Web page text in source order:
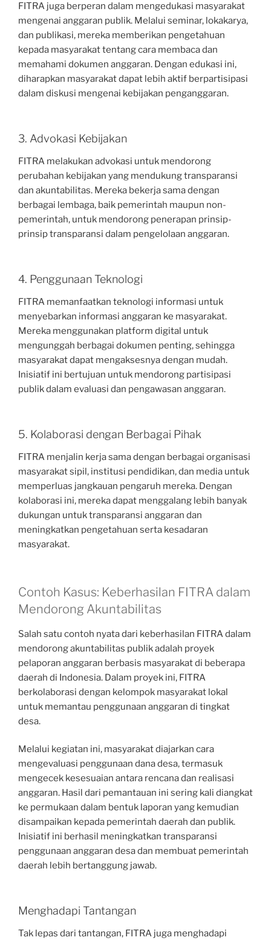
FITRA juga berperan dalam mengedukasi masyarakat
mengenai anggaran publik. Melalui seminar, lokakarya,
dan publikasi, mereka memberikan pengetahuan
kepada masyarakat tentang cara membaca dan
memahami dokumen anggaran. Dengan edukasi ini,
diharapkan masyarakat dapat lebih aktif berpartisipasi
dalam diskusi mengenai kebijakan penganggaran.
3. Advokasi Kebijakan
FITRA melakukan advokasi untuk mendorong
perubahan kebijakan yang mendukung transparansi
dan akuntabilitas. Mereka bekerja sama dengan
berbagai lembaga, baik pemerintah maupun non-
pemerintah, untuk mendorong penerapan prinsip-
prinsip transparansi dalam pengelolaan anggaran.
4. Penggunaan Teknologi
FITRA memanfaatkan teknologi informasi untuk
menyebarkan informasi anggaran ke masyarakat.
Mereka menggunakan platform digital untuk
mengunggah berbagai dokumen penting, sehingga
masyarakat dapat mengaksesnya dengan mudah.
Inisiatif ini bertujuan untuk mendorong partisipasi
publik dalam evaluasi dan pengawasan anggaran.
5. Kolaborasi dengan Berbagai Pihak
FITRA menjalin kerja sama dengan berbagai organisasi
masyarakat sipil, institusi pendidikan, dan media untuk
memperluas jangkauan pengaruh mereka. Dengan
kolaborasi ini, mereka dapat menggalang lebih banyak
dukungan untuk transparansi anggaran dan
meningkatkan pengetahuan serta kesadaran
masyarakat.
Contoh Kasus: Keberhasilan FITRA dalam
Mendorong Akuntabilitas
Salah satu contoh nyata dari keberhasilan FITRA dalam
mendorong akuntabilitas publik adalah proyek
pelaporan anggaran berbasis masyarakat di beberapa
daerah di Indonesia. Dalam proyek ini, FITRA
berkolaborasi dengan kelompok masyarakat lokal
untuk memantau penggunaan anggaran di tingkat
desa.
Melalui kegiatan ini, masyarakat diajarkan cara
mengevaluasi penggunaan dana desa, termasuk
mengecek kesesuaian antara rencana dan realisasi
anggaran. Hasil dari pemantauan ini sering kali diangkat
ke permukaan dalam bentuk laporan yang kemudian
disampaikan kepada pemerintah daerah dan publik.
Inisiatif ini berhasil meningkatkan transparansi
penggunaan anggaran desa dan membuat pemerintah
daerah lebih bertanggung jawab.
Menghadapi Tantangan
Tak lepas dari tantangan, FITRA juga menghadapi